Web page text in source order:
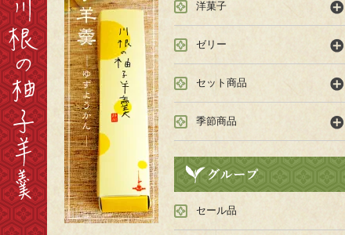
洋菓子
ゼリー
セット商品
季節商品
セール品